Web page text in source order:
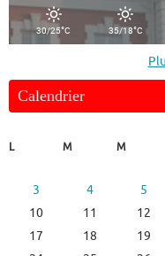
30/25°C 35/18°C
Calendrier
L
M M
3
4 5
10
11 12
17
18 19